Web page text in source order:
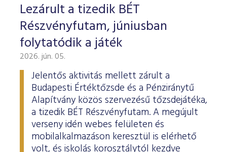
Lezárult a tizedik BÉT
Részvényfutam, júniusban
folytatódik a játék
2026. jún. 05.
Jelentős aktivitás mellett zárult a
Budapesti Értéktőzsde és a Pénziránytű
Alapítvány közös szervezésű tőzsdejátéka,
a tizedik BÉT Részvényfutam. A megújult
verseny idén webes felületen és
mobilalkalmazáson keresztül is elérhető
volt, és iskolás korosztálytól kezdve